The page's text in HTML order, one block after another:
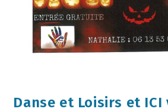
Danse et Loisirs et ICI